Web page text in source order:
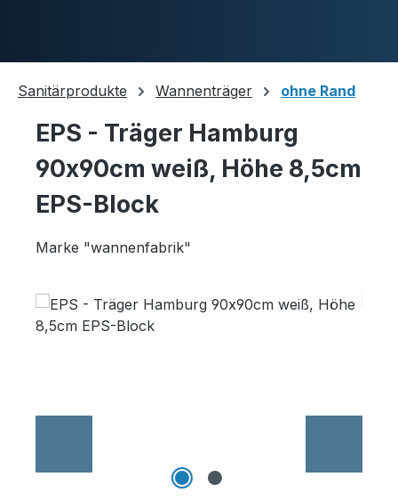
Duschwannen
Ablaufgarnituren
Komplettpakete
Wannenträger
Sanitärprodukte Wannenträger ohne Rand
EPS - Träger Hamburg
90x90cm weiß, Höhe 8,5cm
EPS-Block
Marke "wannenfabrik"
Bildergalerie überspringen